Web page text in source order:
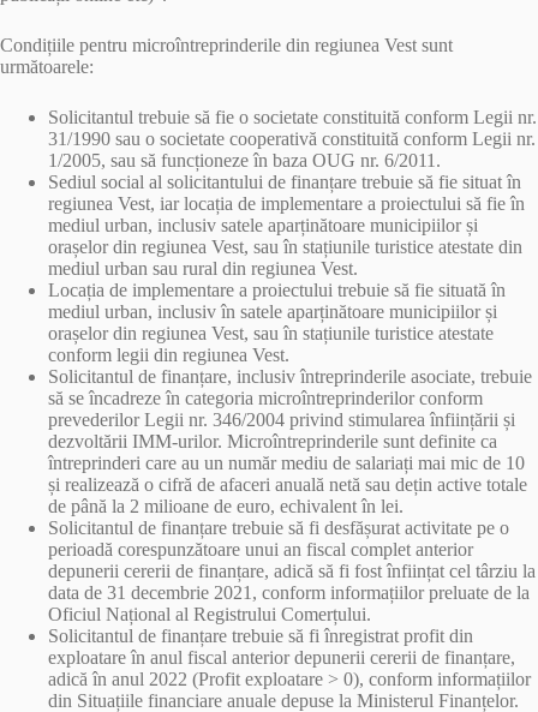
Condițiile pentru microîntreprinderile din regiunea Vest sunt
următoarele:
Solicitantul trebuie să fie o societate constituită conform Legii nr.
31/1990 sau o societate cooperativă constituită conform Legii nr.
1/2005, sau să funcționeze în baza OUG nr. 6/2011.
Sediul social al solicitantului de finanțare trebuie să fie situat în
regiunea Vest, iar locația de implementare a proiectului să fie în
mediul urban, inclusiv satele aparținătoare municipiilor și
orașelor din regiunea Vest, sau în stațiunile turistice atestate din
mediul urban sau rural din regiunea Vest.
Locația de implementare a proiectului trebuie să fie situată în
mediul urban, inclusiv în satele aparținătoare municipiilor și
orașelor din regiunea Vest, sau în stațiunile turistice atestate
conform legii din regiunea Vest.
Solicitantul de finanțare, inclusiv întreprinderile asociate, trebuie
să se încadreze în categoria microîntreprinderilor conform
prevederilor Legii nr. 346/2004 privind stimularea înființării și
dezvoltării IMM-urilor. Microîntreprinderile sunt definite ca
întreprinderi care au un număr mediu de salariați mai mic de 10
și realizează o cifră de afaceri anuală netă sau dețin active totale
de până la 2 milioane de euro, echivalent în lei.
Solicitantul de finanțare trebuie să fi desfășurat activitate pe o
perioadă corespunzătoare unui an fiscal complet anterior
depunerii cererii de finanțare, adică să fi fost înființat cel târziu la
data de 31 decembrie 2021, conform informațiilor preluate de la
Oficiul Național al Registrului Comerțului.
Solicitantul de finanțare trebuie să fi înregistrat profit din
exploatare în anul fiscal anterior depunerii cererii de finanțare,
adică în anul 2022 (Profit exploatare > 0), conform informațiilor
din Situațiile financiare anuale depuse la Ministerul Finanțelor.